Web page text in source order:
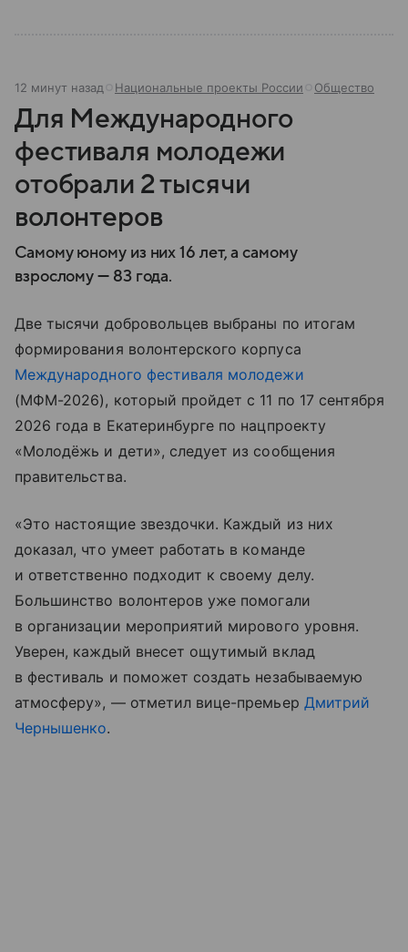
12 минут назад Национальные проекты России Общество
Для Международного
фестиваля молодежи
отобрали 2 тысячи
волонтеров
Самому юному из них 16 лет, а самому
взрослому — 83 года.
Две тысячи добровольцев выбраны по итогам
формирования волонтерского корпуса
Международного фестиваля молодежи
(МФМ-2026), который пройдет с 11 по 17 сентября
2026 года в Екатеринбурге по нацпроекту
«Молодёжь и дети», следует из сообщения
правительства.
«Это настоящие звездочки. Каждый из них
доказал, что умеет работать в команде
и ответственно подходит к своему делу.
Большинство волонтеров уже помогали
в организации мероприятий мирового уровня.
Уверен, каждый внесет ощутимый вклад
в фестиваль и поможет создать незабываемую
атмосферу», — отметил вице-премьер Дмитрий
Чернышенко.